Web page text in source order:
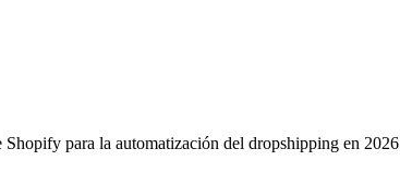
Shopify para la automatización del dropshipping en 2026